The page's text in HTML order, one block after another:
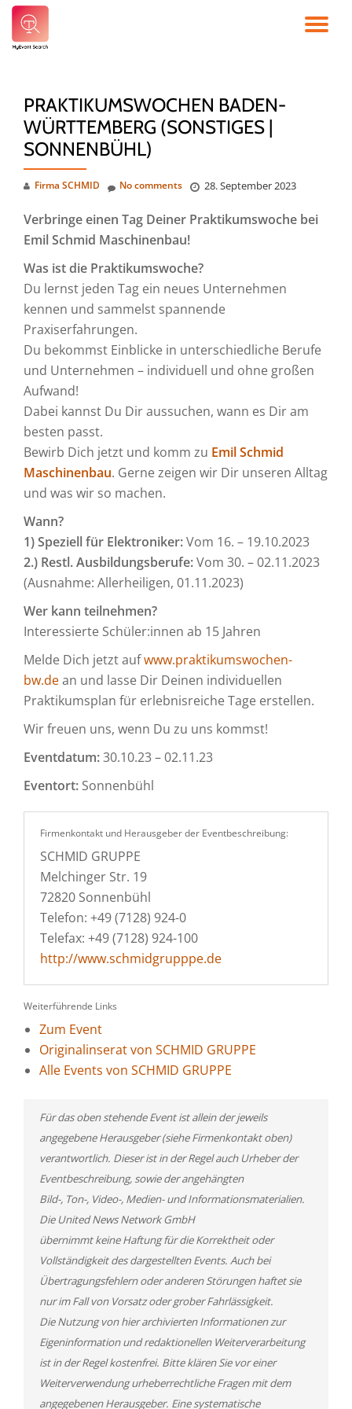
Skip
PRAKTIKUMSWOCHEN BADEN-
WÜRTTEMBERG (SONSTIGES |
SONNENBÜHL)
Firma SCHMID 28. September 2023
No comments
Verbringe einen Tag Deiner Praktikumswoche bei
Emil Schmid Maschinenbau!
Was ist die Praktikumswoche?
Du lernst jeden Tag ein neues Unternehmen
kennen und sammelst spannende
Praxiserfahrungen.
Du bekommst Einblicke in unterschiedliche Berufe
und Unternehmen – individuell und ohne großen
Aufwand!
Dabei kannst Du Dir aussuchen, wann es Dir am
besten passt.
Bewirb Dich jetzt und komm zu Emil Schmid
Maschinenbau. Gerne zeigen wir Dir unseren Alltag
und was wir so machen.
Wann?
1) Speziell für Elektroniker:Vom 16. – 19.10.2023
2.) Restl. Ausbildungsberufe:Vom 30. – 02.11.2023
(Ausnahme: Allerheiligen, 01.11.2023)
Wer kann teilnehmen?
Interessierte Schüler:innen ab 15 Jahren
Melde Dich jetzt aufwww.praktikumswochen-
bw.dean und lasse Dir Deinen individuellen
Praktikumsplan für erlebnisreiche Tage erstellen.
Wir freuen uns, wenn Du zu uns kommst!
Eventdatum:30.10.23 – 02.11.23
Eventort: Sonnenbühl
Firmenkontakt und Herausgeber der Eventbeschreibung:
SCHMID GRUPPE
Melchinger Str. 19
72820 Sonnenbühl
Telefon: +49 (7128) 924-0
Telefax: +49 (7128) 924-100
http://www.schmidgrupppe.de
Weiterführende Links
Zum Event
Originalinserat von SCHMID GRUPPE
Alle Events von SCHMID GRUPPE
Für das oben stehende Event ist allein der jeweils
angegebene Herausgeber (siehe Firmenkontakt oben)
verantwortlich. Dieser ist in der Regel auch Urheber der
Eventbeschreibung, sowie der angehängten
Bild-, Ton-, Video-, Medien- und Informationsmaterialien.
Die United News Network GmbH
übernimmt keine Haftung für die Korrektheit oder
Vollständigkeit des dargestellten Events. Auch bei
Übertragungsfehlern oder anderen Störungen haftet sie
nur im Fall von Vorsatz oder grober Fahrlässigkeit.
Die Nutzung von hier archivierten Informationen zur
Eigeninformation und redaktionellen Weiterverarbeitung
ist in der Regel kostenfrei. Bitte klären Sie vor einer
Weiterverwendung urheberrechtliche Fragen mit dem
angegebenen Herausgeber. Eine systematische